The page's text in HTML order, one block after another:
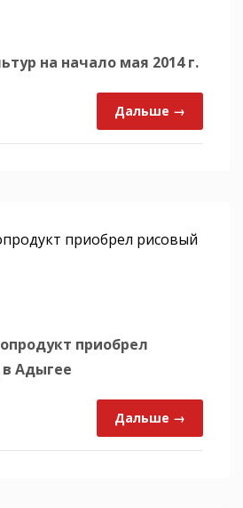
на начало мая 2014 г.
Дальше →
приобрел рисовый
приобрел
Адыгее
Дальше →